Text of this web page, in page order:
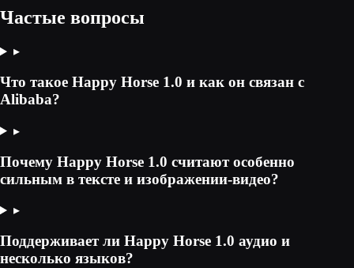
Частые вопросы
▸
Что такое Happy Horse 1.0 и как он связан с
Alibaba?
▸
Почему Happy Horse 1.0 считают особенно
сильным в тексте и изображении-видео?
▸
Поддерживает ли Happy Horse 1.0 аудио и
несколько языков?